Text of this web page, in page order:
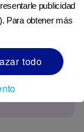
publicidad
Para obtener más
todo